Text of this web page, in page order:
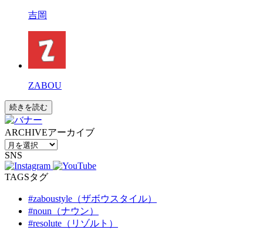
吉岡
ZABOU
続きを読む
ARCHIVEアーカイブ
SNS
TAGSタグ
#zaboustyle（ザボウスタイル）
#noun（ナウン）
#resolute（リゾルト）